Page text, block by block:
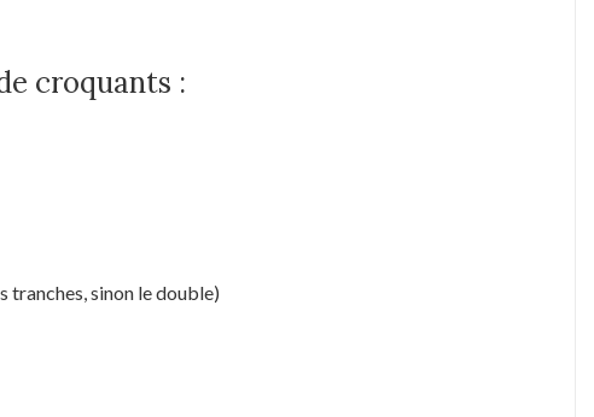
croquants :
tranches, sinon le double)